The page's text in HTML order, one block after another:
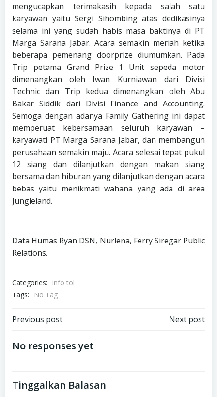
mengucapkan terimakasih kepada salah satu
karyawan yaitu Sergi Sihombing atas dedikasinya
selama ini yang sudah habis masa baktinya di PT
Marga Sarana Jabar. Acara semakin meriah ketika
beberapa pemenang doorprize diumumkan. Pada
Trip petama Grand Prize 1 Unit sepeda motor
dimenangkan oleh Iwan Kurniawan dari Divisi
Technic dan Trip kedua dimenangkan oleh Abu
Bakar Siddik dari Divisi Finance and Accounting.
Semoga dengan adanya Family Gathering ini dapat
memperuat kebersamaan seluruh karyawan –
karyawati PT Marga Sarana Jabar, dan membangun
perusahaan semakin maju. Acara selesai tepat pukul
12 siang dan dilanjutkan dengan makan siang
bersama dan hiburan yang dilanjutkan dengan acara
bebas yaitu menikmati wahana yang ada di area
Jungleland.
Data Humas Ryan DSN, Nurlena, Ferry Siregar Public
Relations.
Categories:
info tol
Tags:
No Tag
Navigasi
pos
Previous post
NavigasiNext post
No responses yet
Tinggalkan Balasan